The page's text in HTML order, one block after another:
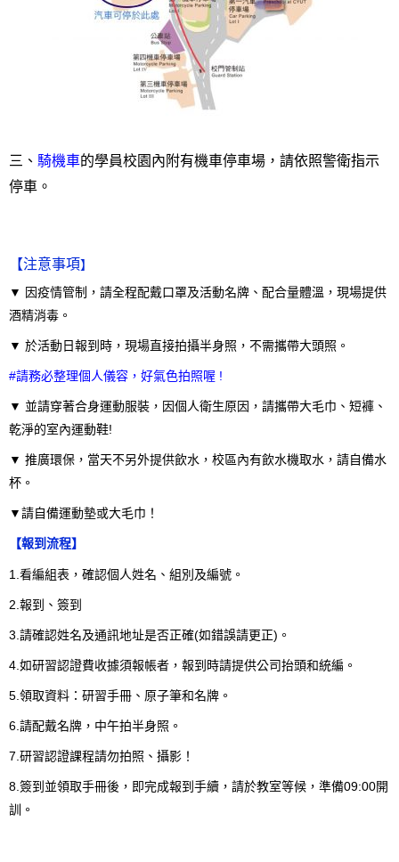
三、 騎機車的學員校園內附有機車停車場，請依照警衛指示
停車。
【注意事項】
▼ 因疫情管制，請全程配戴口罩及活動名牌、配合量體溫，現場提供
酒精消毒。
▼ 於活動日報到時，現場直接拍攝半身照，不需攜帶大頭照。
#請務必整理個人儀容，好氣色拍照喔 !
▼ 並請穿著合身運動服裝，因個人衛生原因，請攜帶大毛巾、短褲、
乾淨的室內運動鞋!
▼ 推廣環保，當天不另外提供飲水，校區內有飲水機取水，請自備水
杯。
▼請自備運動墊或大毛巾！
【報到流程】
1.看編組表，確認個人姓名、組別及編號。
2.報到、簽到
3.請確認姓名及通訊地址是否正確(如錯誤請更正)。
4.如研習認證費收據須報帳者，報到時請提供公司抬頭和統編。
5.領取資料：研習手冊、原子筆和名牌。
6.請配戴名牌，中午拍半身照。
7.研習認證課程請勿拍照、攝影！
8.簽到並領取手冊後，即完成報到手續，請於教室等候，準備09:00開
訓。